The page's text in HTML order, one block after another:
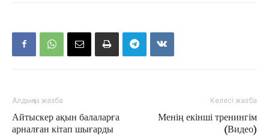
Алдыңғы жазба
Айтыскер ақын балаларға
арналған кітап шығарды
Келесі жазба
Менің екінші тренингім
(Видео)